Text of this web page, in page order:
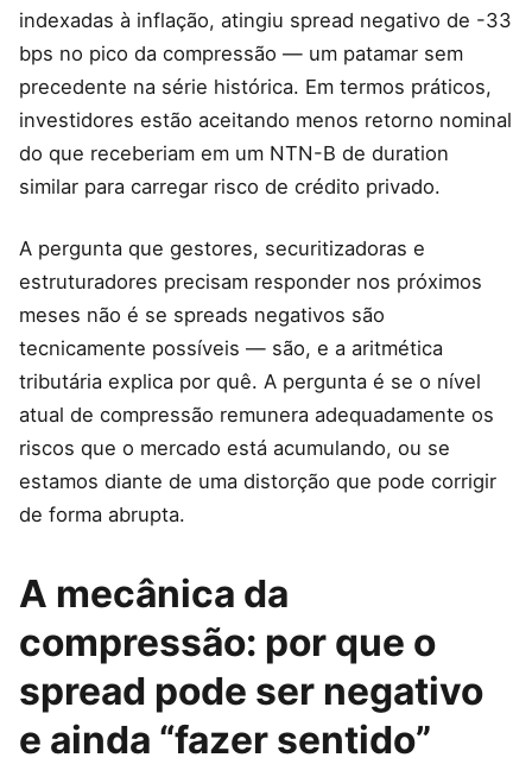
indexadas à inflação, atingiu spread negativo de -33
bps no pico da compressão — um patamar sem
precedente na série histórica. Em termos práticos,
investidores estão aceitando menos retorno nominal
do que receberiam em um NTN-B de duration
similar para carregar risco de crédito privado.
A pergunta que gestores, securitizadoras e
estruturadores precisam responder nos próximos
meses não é se spreads negativos são
tecnicamente possíveis — são, e a aritmética
tributária explica por quê. A pergunta é se o nível
atual de compressão remunera adequadamente os
riscos que o mercado está acumulando, ou se
estamos diante de uma distorção que pode corrigir
de forma abrupta.
A mecânica da
compressão: por que o
spread pode ser negativo
e ainda “fazer sentido”